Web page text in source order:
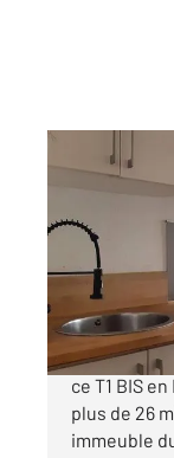
AIX EN
26,19 m2, 2
Baisse de
ce T1 BIS
plus de 26
immeuble